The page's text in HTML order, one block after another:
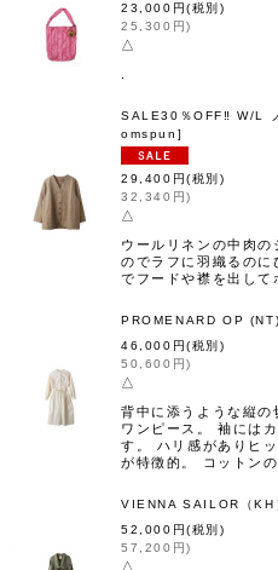
23,000 円(税別)
25,300 円)
△
SALE30％OFF‼︎ W/L
omspun ]
29,400 円(税別)
32,340 円)
△
ウールリネンの中肉
のでラフに羽織るの
でフードや襟を出して
PROMENARD OP (NT)
46,000 円(税別)
50,600 円)
△
背中に添うような縦
ワンピース。 袖には
す。 ハリ感がありヒ
が特徴的。 コットン
VIENNA SAILOR（KH
52,000 円(税別)
57,200 円)
△